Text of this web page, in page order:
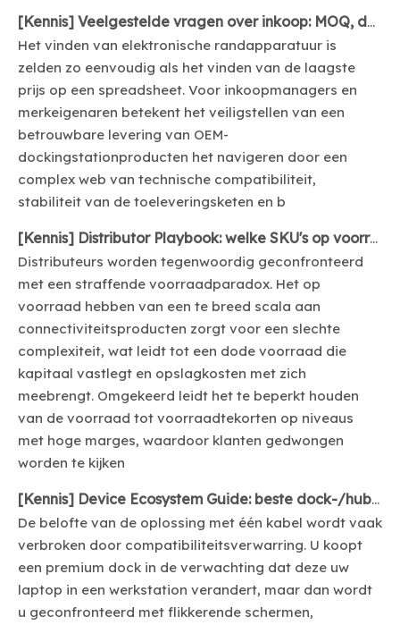
[Kennis] Veelgestelde vragen over inkoop: MOQ, doorlooptijd en OEM-branding voor USB-C-docks
Het vinden van elektronische randapparatuur is
zelden zo eenvoudig als het vinden van de laagste
prijs op een spreadsheet. Voor inkoopmanagers en
merkeigenaren betekent het veiligstellen van een
betrouwbare levering van OEM-
dockingstationproducten het navigeren door een
complex web van technische compatibiliteit,
stabiliteit van de toeleveringsketen en b
[Kennis] Distributor Playbook: welke SKU's op voorraad moeten zijn per regio (EU/US/SEA)
Distributeurs worden tegenwoordig geconfronteerd
met een straffende voorraadparadox. Het op
voorraad hebben van een te breed scala aan
connectiviteitsproducten zorgt voor een slechte
complexiteit, wat leidt tot een dode voorraad die
kapitaal vastlegt en opslagkosten met zich
meebrengt. Omgekeerd leidt het te beperkt houden
van de voorraad tot voorraadtekorten op niveaus
met hoge marges, waardoor klanten gedwongen
worden te kijken
[Kennis] Device Ecosystem Guide: beste dock-/hub-keuzes voor MacBook, Surface, ThinkPad
De belofte van de oplossing met één kabel wordt vaak
verbroken door compatibiliteitsverwarring. U koopt
een premium dock in de verwachting dat deze uw
laptop in een werkstation verandert, maar dan wordt
u geconfronteerd met flikkerende schermen,